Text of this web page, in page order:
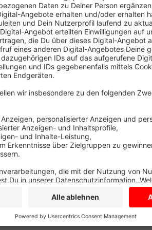
Das soll die Stimmung bei den Kunden
bisschen bedeckt. Beobachtet
Lette. Immerhin sind hier Sticker für das
Rewemarkt Gawdi in Lüdinghausen aus.
hier gibt es unter anderem Haarreifen
bislang nicht hoch, der Inhaber vermutet,
Stimmung in Fahrt zu bringen, plant
noch zu schmücken und WM-fit zu
Bäckereien im Kreis versuchen die
Geiping in Nottuln beispielsweise gibt es
Anzeige